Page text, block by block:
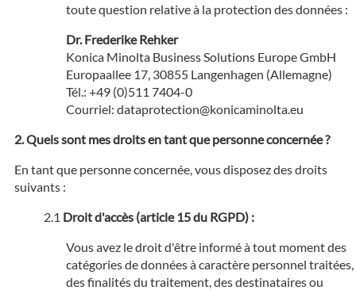
toute question relative à la protection des données :
Dr. Frederike Rehker
Konica Minolta Business Solutions Europe GmbH
Europaallee 17, 30855 Langenhagen (Allemagne)
Tél.: +49 (0)511 7404-0
Courriel: dataprotection@konicaminolta.eu
Quels sont mes droits en tant que personne concernée ?
En tant que personne concernée, vous disposez des droits
suivants :
Droit d'accès (article 15 du RGPD) :
Vous avez le droit d'être informé à tout moment des
catégories de données à caractère personnel traitées,
des finalités du traitement, des destinataires ou